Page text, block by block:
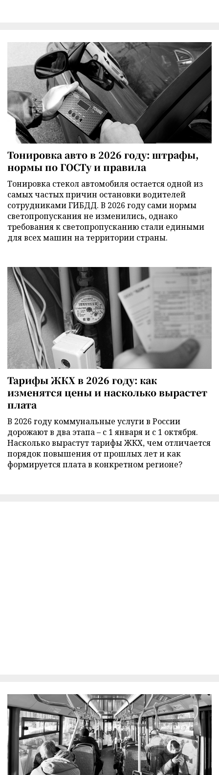
Тонировка авто в 2026 году: штрафы,
нормы по ГОСТу и правила
Тонировка стекол автомобиля остается одной из
самых частых причин остановки водителей
сотрудниками ГИБДД. В 2026 году сами нормы
светопропускания не изменились, однако
требования к светопропусканию стали едиными
для всех машин на территории страны.
Тарифы ЖКХ в 2026 году: как
изменятся цены и насколько вырастет
плата
В 2026 году коммунальные услуги в России
дорожают в два этапа – с 1 января и с 1 октября.
Насколько вырастут тарифы ЖКХ, чем отличается
порядок повышения от прошлых лет и как
формируется плата в конкретном регионе?